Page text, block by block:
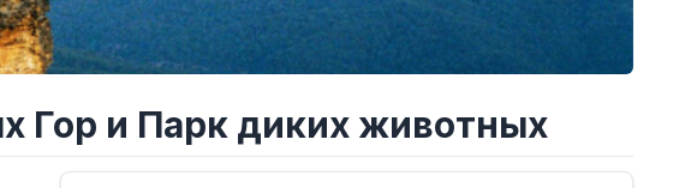
Гор и Парк диких животных